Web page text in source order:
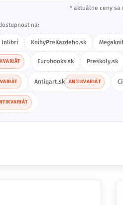
* aktuálne ceny sa
na:
Inlibri KnihyPreKazdeho.sk
Eurobooks.sk Preskoly.sk
Antiqart.sk ANTIKVARIÁT